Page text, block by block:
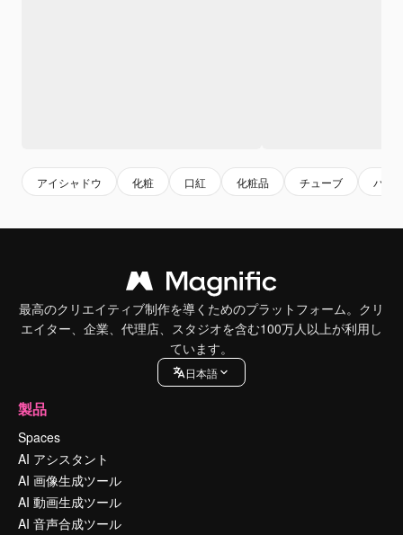
アイシャドウ 化粧 口紅 化粧品 チューブ バッ
最高のクリエイティブ制作を導くためのプラットフォーム。クリ
エイター、企業、代理店、スタジオを含む100万人以上が利用し
ています。
日本語
製品
Spaces
AI アシスタント
AI 画像生成ツール
AI 動画生成ツール
AI 音声合成ツール